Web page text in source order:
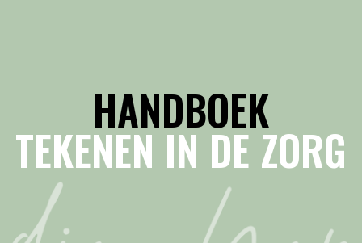
HANDBOEK
TEKENEN IN DE ZORG